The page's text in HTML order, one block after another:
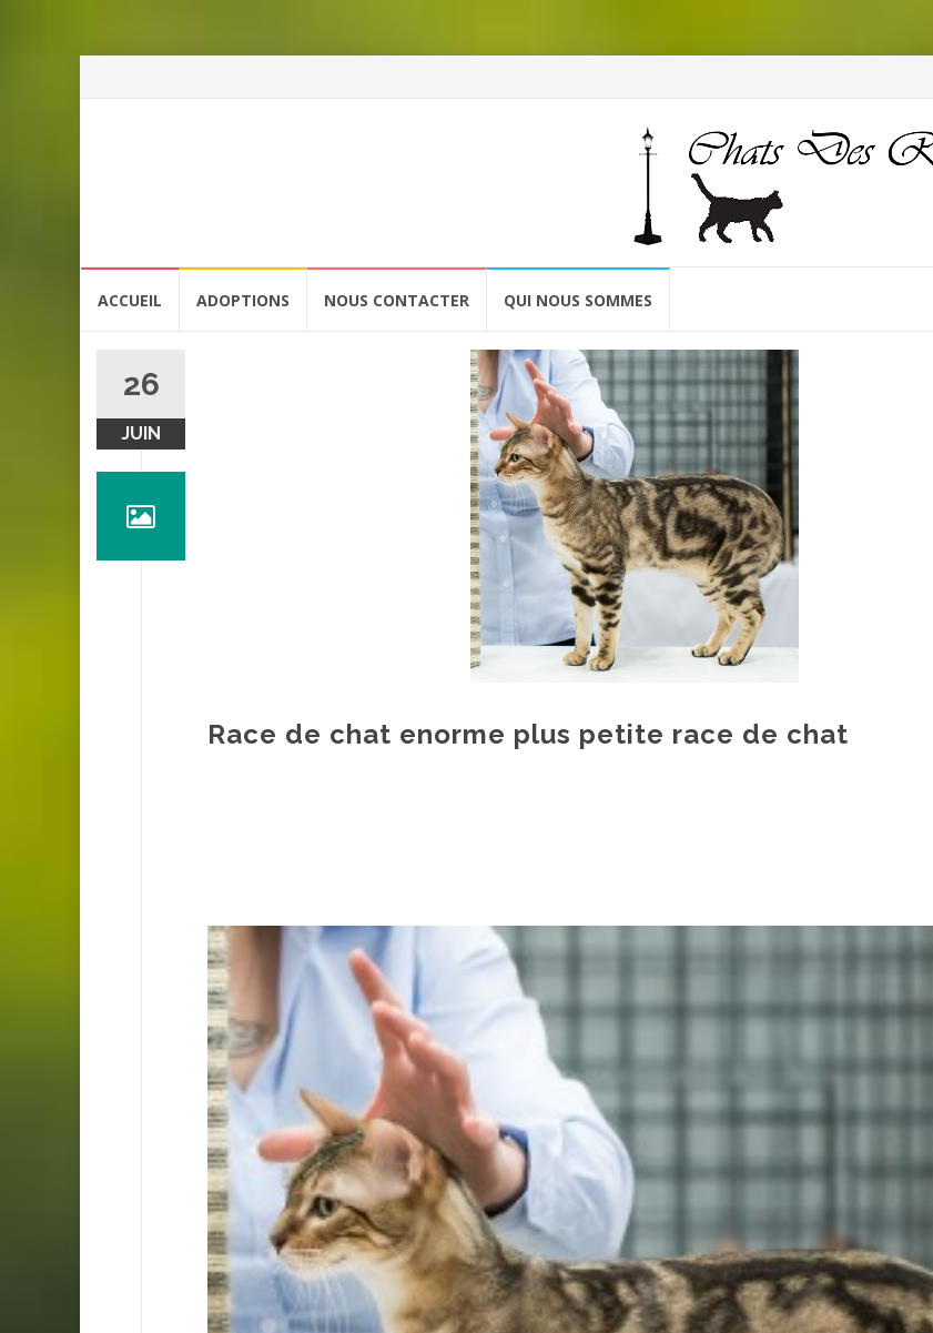
ACCUEIL ADOPTIONS NOUS CONTACTER QUI NOUS SOMMES
26
JUIN
Race de chat enorme plus petite race de chat